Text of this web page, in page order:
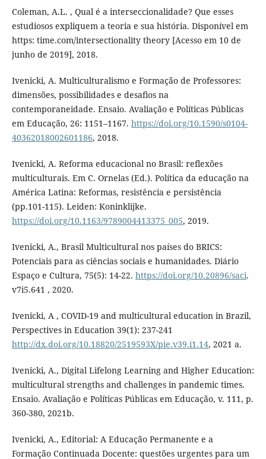
Coleman, A.L. , Qual é a interseccionalidade? Que esses
estudiosos expliquem a teoria e sua história. Disponível em
https: time.com/intersectionality theory [Acesso em 10 de
junho de 2019], 2018.
Ivenicki, A. Multiculturalismo e Formação de Professores:
dimensões, possibilidades e desafios na
contemporaneidade. Ensaio. Avaliação e Políticas Públicas
em Educação, 26: 1151–1167. https://doi.org/10.1590/s0104-
40362018002601186, 2018.
Ivenicki, A. Reforma educacional no Brasil: reflexões
multiculturais. Em C. Ornelas (Ed.). Política da educação na
América Latina: Reformas, resistência e persistência
(pp.101-115). Leiden: Koninklijke.
https://doi.org/10.1163/9789004413375_005, 2019.
Ivenicki, A., Brasil Multicultural nos países do BRICS:
Potenciais para as ciências sociais e humanidades. Diário
Espaço e Cultura, 75(5): 14-22. https://doi.org/10.20896/saci.
v7i5.641 , 2020.
Ivenicki, A , COVID-19 and multicultural education in Brazil,
Perspectives in Education 39(1): 237-241
http://dx.doi.org/10.18820/2519593X/pie.v39.i1.14, 2021 a.
Ivenicki, A., Digital Lifelong Learning and Higher Education:
multicultural strengths and challenges in pandemic times.
Ensaio. Avaliação e Políticas Públicas em Educação, v. 111, p.
360-380, 2021b.
Ivenicki, A., Editorial: A Educação Permanente e a
Formação Continuada Docente: questões urgentes para um